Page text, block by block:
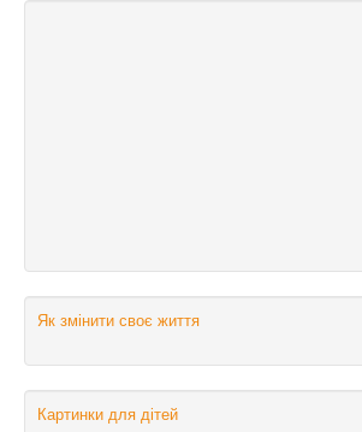
Як змінити своє життя
Картинки для дітей